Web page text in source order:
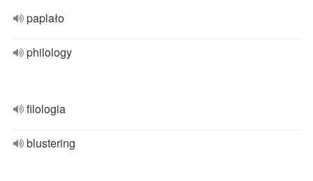
paplało
philology
filologia
blustering